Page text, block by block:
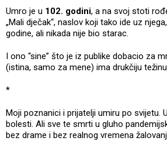
Umro je u 102. godini, a na svoj stoti
„Mali dječak“, naslov koji tako ide uz
godine, ali nikada nije bio starac.
I ono “sine” što je iz publike dobacio za
(istina, samo za mene) ima drukčiju
*
Moji poznanici i prijatelji umiru po svijetu.
bolesti. Ali sve te smrti u gluho
bez drame i bez realnog vremena